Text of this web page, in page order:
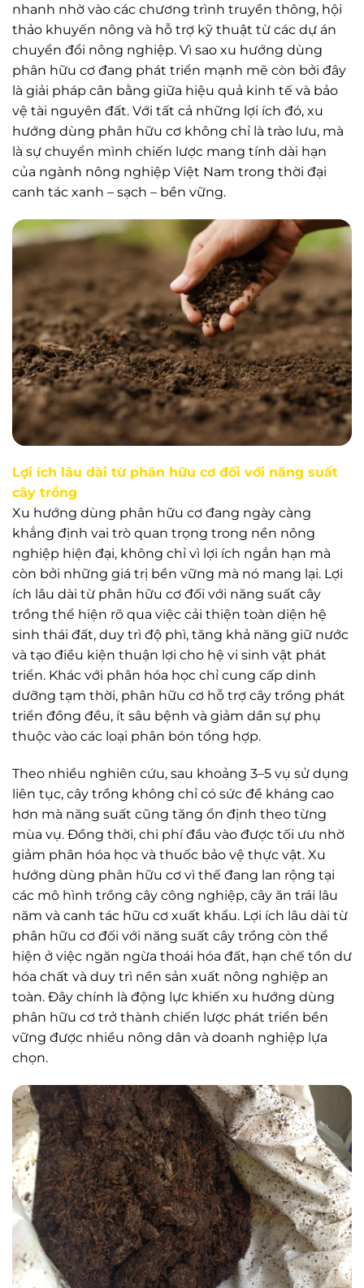
nhanh nhờ vào các chương trình truyền thông, hội
thảo khuyến nông và hỗ trợ kỹ thuật từ các dự án
chuyển đổi nông nghiệp. Vì sao xu hướng dùng
phân hữu cơ đang phát triển mạnh mẽ còn bởi đây
là giải pháp cân bằng giữa hiệu quả kinh tế và bảo
vệ tài nguyên đất. Với tất cả những lợi ích đó, xu
hướng dùng phân hữu cơ không chỉ là trào lưu, mà
là sự chuyển mình chiến lược mang tính dài hạn
của ngành nông nghiệp Việt Nam trong thời đại
canh tác xanh – sạch – bền vững.
Lợi ích lâu dài từ phân hữu cơ đối với năng suất
cây trồng
Xu hướng dùng phân hữu cơ đang ngày càng
khẳng định vai trò quan trọng trong nền nông
nghiệp hiện đại, không chỉ vì lợi ích ngắn hạn mà
còn bởi những giá trị bền vững mà nó mang lại. Lợi
ích lâu dài từ phân hữu cơ đối với năng suất cây
trồng thể hiện rõ qua việc cải thiện toàn diện hệ
sinh thái đất, duy trì độ phì, tăng khả năng giữ nước
và tạo điều kiện thuận lợi cho hệ vi sinh vật phát
triển. Khác với phân hóa học chỉ cung cấp dinh
dưỡng tạm thời, phân hữu cơ hỗ trợ cây trồng phát
triển đồng đều, ít sâu bệnh và giảm dần sự phụ
thuộc vào các loại phân bón tổng hợp.
Theo nhiều nghiên cứu, sau khoảng 3–5 vụ sử dụng
liên tục, cây trồng không chỉ có sức đề kháng cao
hơn mà năng suất cũng tăng ổn định theo từng
mùa vụ. Đồng thời, chi phí đầu vào được tối ưu nhờ
giảm phân hóa học và thuốc bảo vệ thực vật. Xu
hướng dùng phân hữu cơ vì thế đang lan rộng tại
các mô hình trồng cây công nghiệp, cây ăn trái lâu
năm và canh tác hữu cơ xuất khẩu. Lợi ích lâu dài từ
phân hữu cơ đối với năng suất cây trồng còn thể
hiện ở việc ngăn ngừa thoái hóa đất, hạn chế tồn dư
hóa chất và duy trì nền sản xuất nông nghiệp an
toàn. Đây chính là động lực khiến xu hướng dùng
phân hữu cơ trở thành chiến lược phát triển bền
vững được nhiều nông dân và doanh nghiệp lựa
chọn.